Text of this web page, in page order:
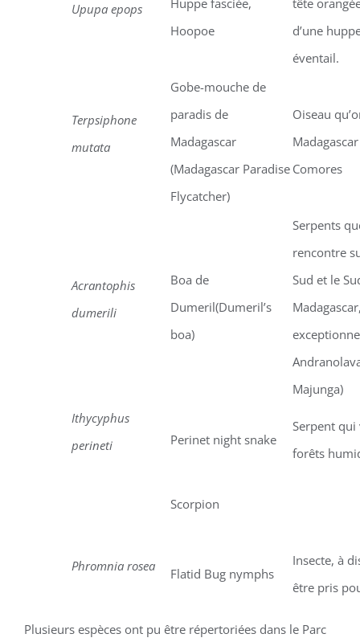
Upupa epops
Huppe fasciée,
Hoopoe
tête
d’une
éventail.
Terpsiphone
mutata
Gobe-mouche de
paradis de
Madagascar
(Madagascar Paradise
Flycatcher)
Oiseau
Comores
Acrantophis
dumerili
Boa de
Dumeril(Dumeril’s
boa)
Serpents
rencontre
Sud et le
Majunga)
Ithycyphus
perineti
Perinet night snake
Serpent qui
forêts
Scorpion
Phromnia rosea Flatid Bug nymphs
Insecte, à
être pris
Plusieurs espèces ont pu être répertoriées dans le Parc